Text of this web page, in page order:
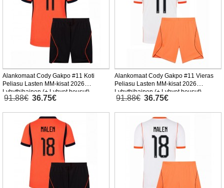
Alankomaat Cody Gakpo #11 Koti
Peliasu Lasten MM-kisat 2026
Lyhythihainen (+ Lyhyet housut)
91.88€ 36.75€
Alankomaat Cody Gakpo #11 Vieras
Peliasu Lasten MM-kisat 2026
Lyhythihainen (+ Lyhyet housut)
91.88€ 36.75€